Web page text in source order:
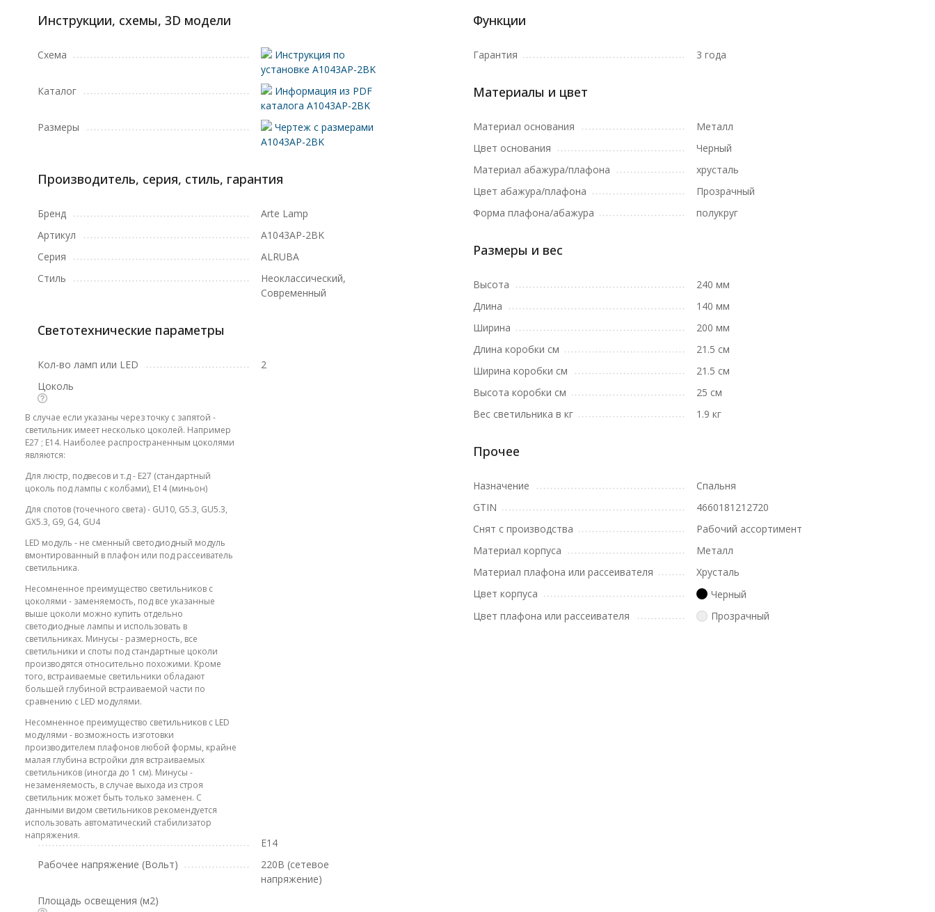
Инструкции, схемы, 3D модели
Схема
Инструкция по
установке A1043AP-2BK
Каталог
Информация из PDF
каталога A1043AP-2BK
Размеры
Чертеж с размерами
A1043AP-2BK
Производитель, серия, стиль, гарантия
Бренд
Arte Lamp
Артикул
A1043AP-2BK
Серия
ALRUBA
Стиль
Неоклассический,
Современный
Светотехнические параметры
Кол-во ламп или LED
2
Цоколь
В случае если указаны через точку с запятой -
светильник имеет несколько цоколей. Например
E27 ; E14. Наиболее распространенным цоколями
являются:
Для люстр, подвесов и т.д - E27 (стандартный
цоколь под лампы с колбами), E14 (миньон)
Для спотов (точечного света) - GU10, G5.3, GU5.3,
GX5.3, G9, G4, GU4
LED модуль - не сменный светодиодный модуль
вмонтированный в плафон или под рассеиватель
светильника.
Несомненное преимущество светильников с
цоколями - заменяемость, под все указанные
выше цоколи можно купить отдельно
светодиодные лампы и использовать в
светильниках. Минусы - размерность, все
светильники и споты под стандартные цоколи
производятся относительно похожими. Кроме
того, встраиваемые светильники обладают
большей глубиной встраиваемой части по
сравнению с LED модулями.
Несомненное преимущество светильников с LED
модулями - возможность изготовки
производителем плафонов любой формы, крайне
малая глубина встройки для встраиваемых
светильников (иногда до 1 см). Минусы -
незаменяемость, в случае выхода из строя
светильник может быть только заменен. С
данными видом светильников рекомендуется
использовать автоматический стабилизатор
напряжения.
E14
Рабочее напряжение (Вольт)
220В (сетевое
напряжение)
Площадь освещения (м2)
Функции
Гарантия 3 года
Материалы и цвет
Материал основания
Металл
Цвет основания
Черный
Материал абажура/плафона
хрусталь
Цвет абажура/плафона
Прозрачный
Форма плафона/абажура
полукруг
Размеры и вес
Высота
240 мм
Длина
140 мм
Ширина
200 мм
Длина коробки см
21.5 см
Ширина коробки см
21.5 см
Высота коробки см
25 см
Вес светильника в кг
1.9 кг
Прочее
Назначение
Спальня
GTIN
4660181212720
Снят с производства
Рабочий ассортимент
Материал корпуса
Металл
Материал плафона или рассеивателя
Хрусталь
Цвет корпуса
Черный
Цвет плафона или рассеивателя
Прозрачный